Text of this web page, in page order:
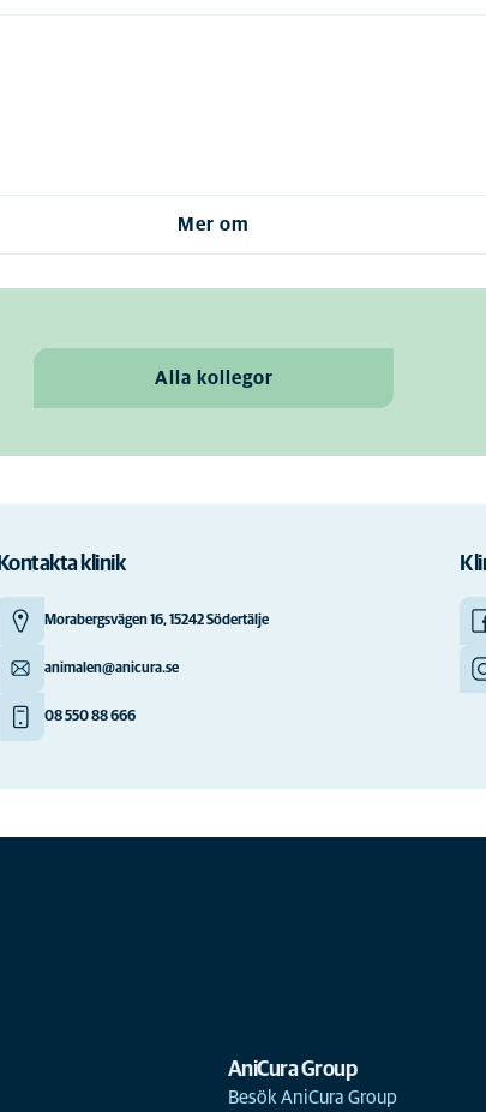
Mer om
Alla kollegor
Kontakta klinik
Morabergsvägen 16, 15242 Södertälje
animalen@anicura.se
08 550 88 666
AniCura Group
Besök AniCura Group